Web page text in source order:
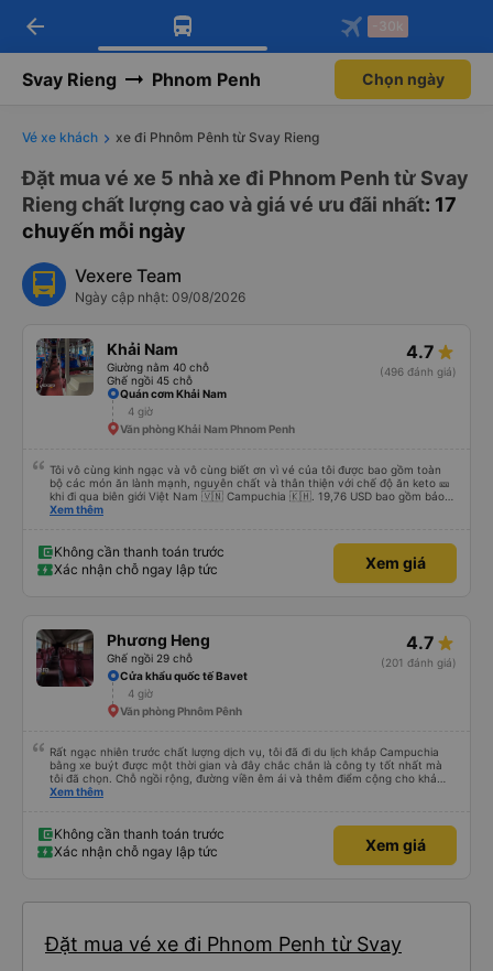
Tải app Vexere ngay!
Nhận ưu đãi thành viên độc
Mở app
Tải app Vexere
-30k/ghế khi đặt vé máy bay qua
Mở app
arrow_back -30k
Svay Rieng Phnom Penh Chọn ngày
Vé xe khách xe đi Phnôm Pênh từ Svay Rieng
Đặt mua vé xe 5 nhà xe đi Phnom Penh từ Svay
Rieng chất lượng cao và giá vé ưu đãi nhất: 17
chuyến mỗi ngày
Vexere Team
Ngày cập nhật: 09/08/2026
Khải Nam
Giường nằm 40 chỗ
Ghế ngồi 45 chỗ
4.7
(496 đánh giá)
Quán cơm Khải Nam
4 giờ
Văn phòng Khải Nam Phnom Penh
Tôi vô cùng kinh ngạc và vô cùng biết ơn vì vé của tôi được bao gồm toàn
bộ các món ăn lành mạnh, nguyên chất và thân thiện với chế độ ăn keto 🎫
khi đi qua biên giới Việt Nam 🇻🇳 Campuchia 🇰🇭. 19,76 USD bao gồm bảo
hiểm, nước, khăn giấy ướt, túi đựng giày, máy lạnh, sự hỗ trợ tại biên giới để
buýt rộng rãi, sạch sẽ và chỉ còn một nửa chỗ. Tôi chắc chắn sẽ chuyển từ
máy bay ✈️ sang xe buýt giường nằm 🚌 ngay bây giờ. Tuyệt vời, không căng
thẳng và an toàn. Bữa sáng của tôi; thịt bò mỏng chiên 🥩 đậu xanh &amp;
Xem thêm
Không cần thanh toán trước
Xác nhận chỗ ngay lập tức
Xem giá
Phương Heng
Ghế ngồi 29 chỗ
4.7
(201 đánh giá)
Cửa khẩu quốc tế Bavet
4 giờ
Văn phòng Phnôm Pênh
Rất ngạc nhiên trước chất lượng dịch vụ, tôi đã đi du lịch khắp Campuchia
bằng xe buýt được một thời gian và đây chắc chắn là công ty tốt nhất mà
tôi đã chọn. Chỗ ngồi rộng, đường viền êm ái và thêm điểm cộng cho khả
năng nằm. (Bạn có thể không hiểu mọi chuyện xảy ra ở biên giới, với hộ
Xem thêm
Không cần thanh toán trước
Xác nhận chỗ ngay lập tức
Xem giá
Đặt mua vé xe đi Phnom Penh từ Svay